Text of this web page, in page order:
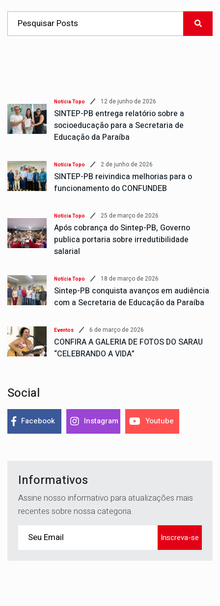
Notícia Topo 12 de junho de 2026
SINTEP-PB entrega relatório sobre a
socioeducação para a Secretaria de
Educação da Paraíba
Notícia Topo 2 de junho de 2026
SINTEP-PB reivindica melhorias para o
funcionamento do CONFUNDEB
Notícia Topo 25 de março de 2026
Após cobrança do Sintep-PB, Governo
publica portaria sobre irredutibilidade
salarial
Notícia Topo 18 de março de 2026
Sintep-PB conquista avanços em audiência
com a Secretaria de Educação da Paraíba
Eventos 6 de março de 2026
CONFIRA A GALERIA DE FOTOS DO SARAU
“CELEBRANDO A VIDA”
Social
Facebook Instagram Youtube
Informativos
Assine nosso informativo para atualizações mais
recentes sobre nossa categoria.
Inscreva-se